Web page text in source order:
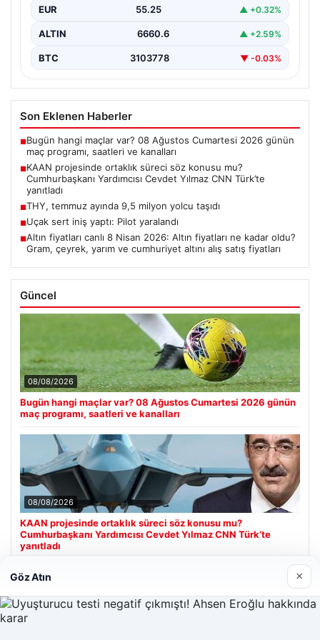
Ortak…
EUR 55.25 ▲ +0.32%
ALTIN 6660.6 ▲ +2.59%
BTC 3103778 ▼ -0.03%
Son Eklenen Haberler
■Bugün hangi maçlar var? 08 Ağustos Cumartesi 2026 günün
maç programı, saatleri ve kanalları
■KAAN projesinde ortaklık süreci söz konusu mu?
Cumhurbaşkanı Yardımcısı Cevdet Yılmaz CNN Türk’te
yanıtladı
■THY, temmuz ayında 9,5 milyon yolcu taşıdı
■Uçak sert iniş yaptı: Pilot yaralandı
■Altın fiyatları canlı 8 Nisan 2026: Altın fiyatları ne kadar oldu?
Gram, çeyrek, yarım ve cumhuriyet altını alış satış fiyatları
Güncel
08/08/2026
Bugün hangi maçlar var? 08 Ağustos Cumartesi 2026 günün
maç programı, saatleri ve kanalları
08/08/2026
KAAN projesinde ortaklık süreci söz konusu mu?
Cumhurbaşkanı Yardımcısı Cevdet Yılmaz CNN Türk’te
yanıtladı
Son Eklenen Firmalar
Göz Atın ×